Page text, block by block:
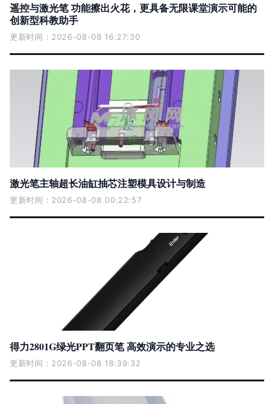
遥控与激光笔 功能擦出火花，更具备无限课堂演示可能的
创新型科教助手
更新时间：2026-08-08 16:27:30
激光笔主轴超长油缸抽芯注塑模具设计与制造
更新时间：2026-08-08 00:22:57
得力2801G绿光PPT翻页笔 高效演示的专业之选
更新时间：2026-08-08 18:39:32